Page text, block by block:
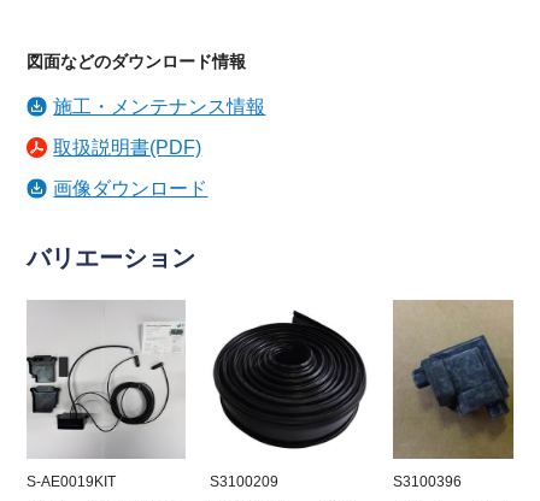
図面などのダウンロード情報
施工・メンテナンス情報
取扱説明書(PDF)
画像ダウンロード
バリエーション
S-AE0019KIT S3100209 S3100396